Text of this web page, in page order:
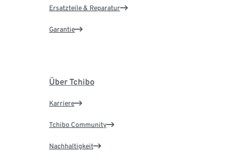
Ersatzteile & Reparatur
Garantie
Über Tchibo
Karriere
Tchibo Community
Nachhaltigkeit